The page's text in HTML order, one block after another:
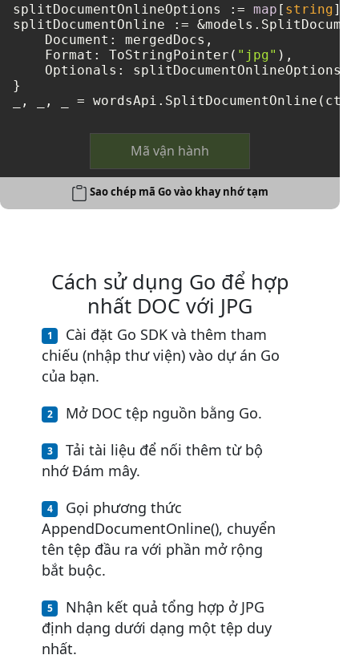
splitDocumentOnlineOptions := map [ string]
splitDocumentOnline :=
    Document: mergedDocs,
    Format: ToStringPointer(
"jpg" ),
    Optionals: splitDocumentOnlineOptions,
}
Mã vận hành
Sao chép mã Go vào khay nhớ tạm
Cách sử dụng Go để hợp
nhất DOC với JPG
Cài đặt Go SDK và thêm tham
chiếu (nhập thư viện) vào dự án Go
của bạn.
Mở DOC tệp nguồn bằng Go.
Tải tài liệu để nối thêm từ bộ
nhớ Đám mây.
Gọi phương thức
AppendDocumentOnline(), chuyển
tên tệp đầu ra với phần mở rộng
bắt buộc.
Nhận kết quả tổng hợp ở JPG
định dạng dưới dạng một tệp duy
nhất.